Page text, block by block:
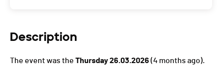
Description
The event was the Thursday 26.03.2026 (4 months ago).